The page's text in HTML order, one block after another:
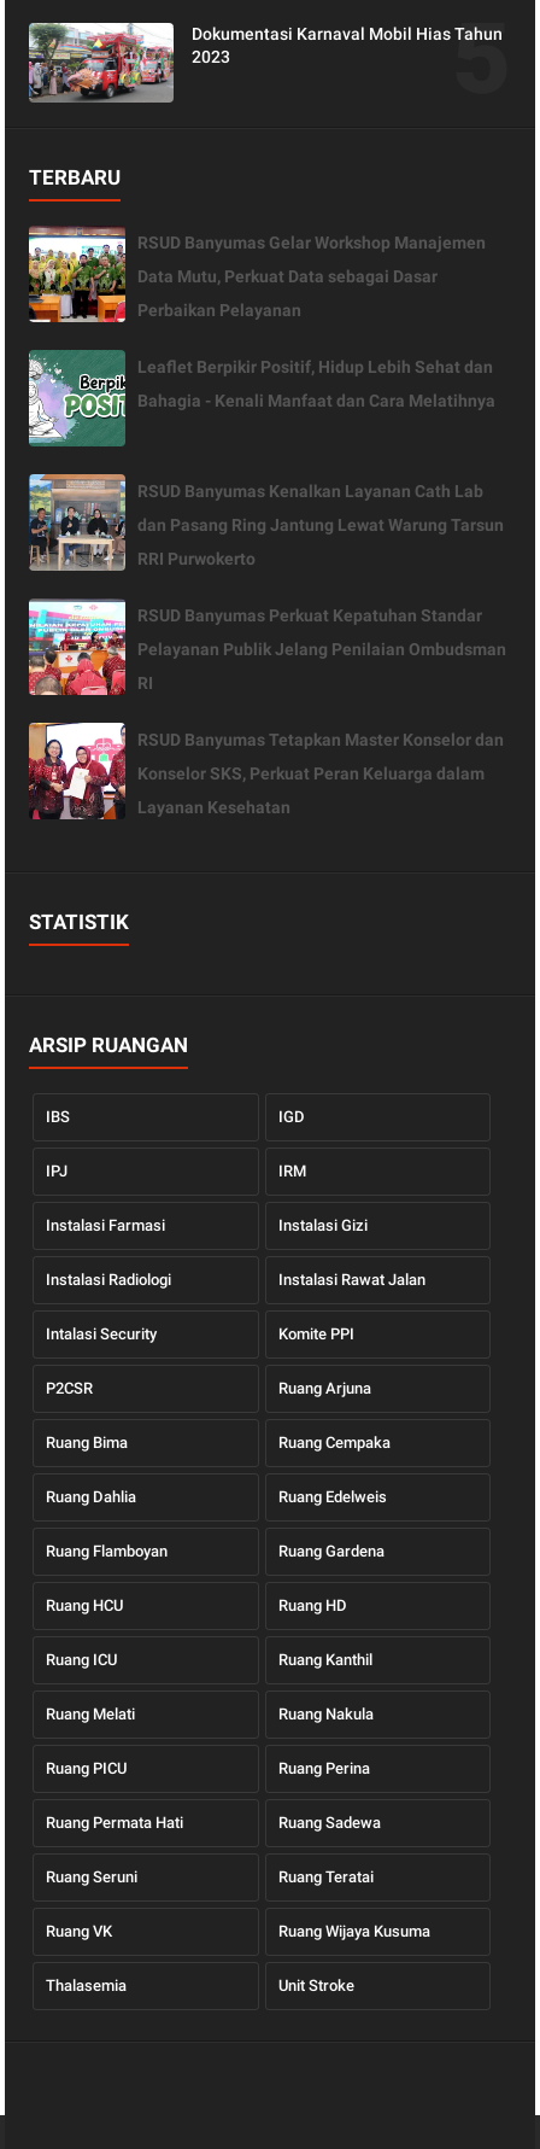
Dokumentasi Karnaval Mobil Hias Tahun
2023
TERBARU
RSUD Banyumas Gelar Workshop Manajemen
Data Mutu, Perkuat Data sebagai Dasar
Perbaikan Pelayanan
Leaflet Berpikir Positif, Hidup Lebih Sehat dan
Bahagia - Kenali Manfaat dan Cara Melatihnya
RSUD Banyumas Kenalkan Layanan Cath Lab
dan Pasang Ring Jantung Lewat Warung Tarsun
RRI Purwokerto
RSUD Banyumas Perkuat Kepatuhan Standar
Pelayanan Publik Jelang Penilaian Ombudsman
RI
RSUD Banyumas Tetapkan Master Konselor dan
Konselor SKS, Perkuat Peran Keluarga dalam
Layanan Kesehatan
STATISTIK
ARSIP RUANGAN
IBS IGD
IPJ IRM
Instalasi Farmasi Instalasi Gizi
Instalasi Radiologi Instalasi Rawat Jalan
Intalasi Security Komite PPI
P2CSR Ruang Arjuna
Ruang Bima Ruang Cempaka
Ruang Dahlia Ruang Edelweis
Ruang Flamboyan Ruang Gardena
Ruang HCU Ruang HD
Ruang ICU Ruang Kanthil
Ruang Melati Ruang Nakula
Ruang PICU Ruang Perina
Ruang Permata Hati Ruang Sadewa
Ruang Seruni Ruang Teratai
Ruang VK Ruang Wijaya Kusuma
Thalasemia Unit Stroke